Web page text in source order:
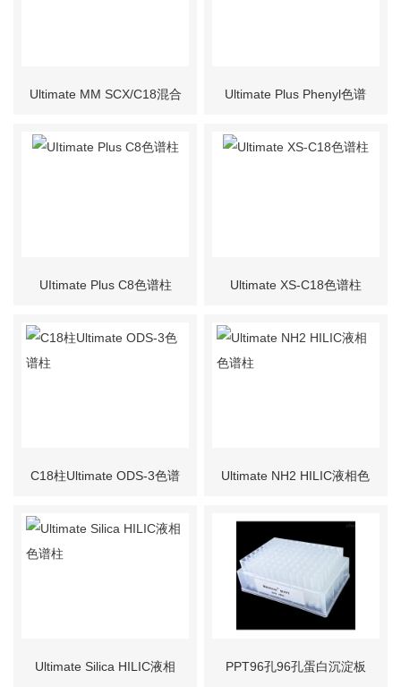
Ultimate MM SCX/C18混合 Ultimate Plus Phenyl色谱
UItimate Plus C8色谱柱 Ultimate XS-C18色谱柱
C18柱Ultimate ODS-3色谱 Ultimate NH2 HILIC液相色
Ultimate Silica HILIC液相 PPT96孔96孔蛋白沉淀板